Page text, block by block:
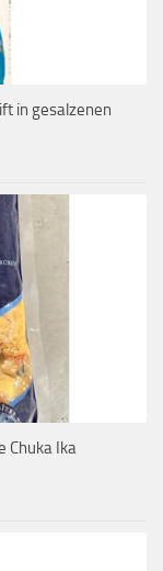
in gesalzenen
Chuka Ika